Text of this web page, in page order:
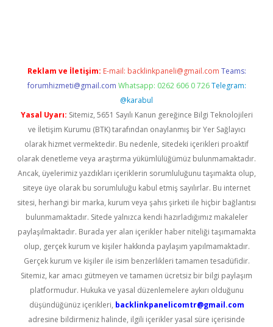
Reklam ve İletişim: E-mail: backlinkpaneli@gmail.com Teams:
forumhizmeti@gmail.com Whatsapp: 0262 606 0 726 Telegram:
@karabul
Yasal Uyarı: Sitemiz, 5651 Sayılı Kanun gereğince Bilgi Teknolojileri
ve İletişim Kurumu (BTK) tarafından onaylanmış bir Yer Sağlayıcı
olarak hizmet vermektedir. Bu nedenle, sitedeki içerikleri proaktif
olarak denetleme veya araştırma yükümlülüğümüz bulunmamaktadır.
Ancak, üyelerimiz yazdıkları içeriklerin sorumluluğunu taşımakta olup,
siteye üye olarak bu sorumluluğu kabul etmiş sayılırlar. Bu internet
sitesi, herhangi bir marka, kurum veya şahıs şirketi ile hiçbir bağlantısı
bulunmamaktadır. Sitede yalnızca kendi hazırladığımız makaleler
paylaşılmaktadır. Burada yer alan içerikler haber niteliği taşımamakta
olup, gerçek kurum ve kişiler hakkında paylaşım yapılmamaktadır.
Gerçek kurum ve kişiler ile isim benzerlikleri tamamen tesadüfidir.
Sitemiz, kar amacı gütmeyen ve tamamen ücretsiz bir bilgi paylaşım
platformudur. Hukuka ve yasal düzenlemelere aykırı olduğunu
düşündüğünüz içerikleri, backlinkpanelicomtr@gmail.com
adresine bildirmeniz halinde, ilgili içerikler yasal süre içerisinde